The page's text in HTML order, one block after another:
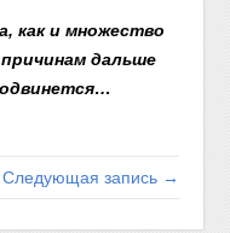
как и множество
дальше
Следующая запись →